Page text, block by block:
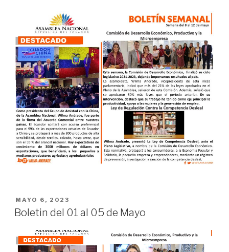
MAYO 6, 2023
Boletin del 01 al 05 de Mayo